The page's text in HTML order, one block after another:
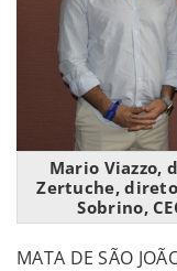
Mario Viazzo,
Zertuche,
Sobrino,
MATA DE SÃO